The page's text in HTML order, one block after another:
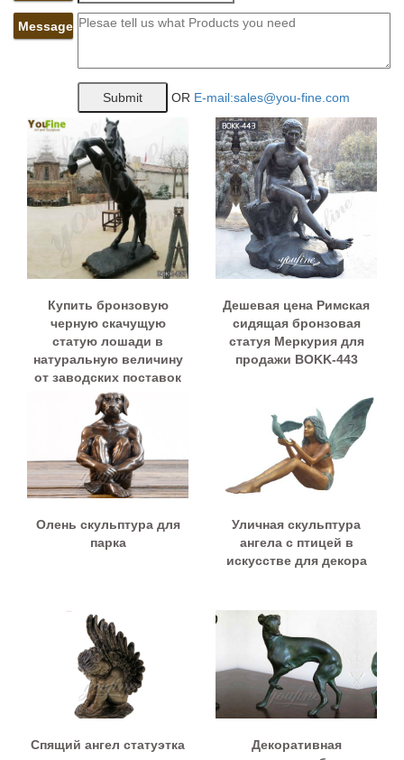
Message
OR E-mail:sales@you-fine.com
Купить бронзовую
черную скачущую
статую лошади в
натуральную величину
от заводских поставок
BOKK-827
Дешевая цена Римская
сидящая бронзовая
статуя Меркурия для
продажи BOKK-443
Олень скульптура для
парка
Уличная скульптура
ангела с птицей в
искусстве для декора
Спящий ангел статуэтка
Декоративная